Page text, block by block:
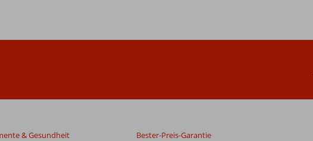
& Gesundheit
Bester-Preis-Garantie